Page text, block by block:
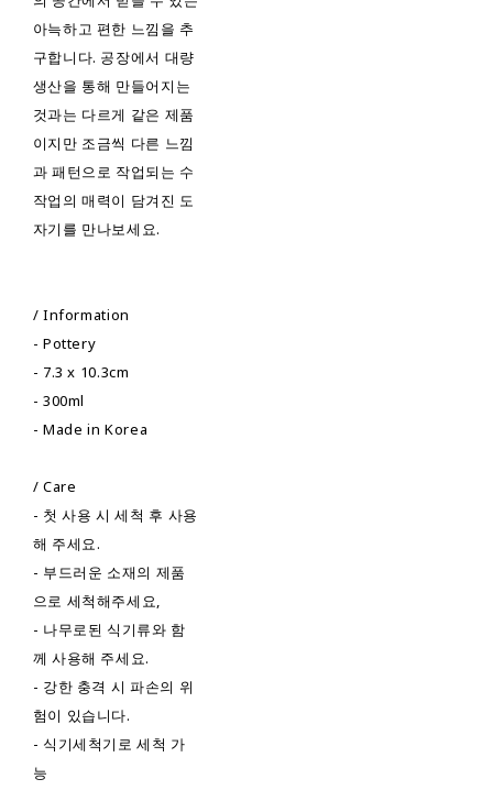
아늑하고 편한 느낌을 추
구합니다. 공장에서 대량
생산을 통해 만들어지는
것과는 다르게 같은 제품
이지만 조금씩 다른 느낌
과 패턴으로 작업되는 수
작업의 매력이 담겨진 도
자기를 만나보세요.
/ Information
- Pottery
- 7.3 x 10.3cm
- 300ml
- Made in Korea
/ Care
- 첫 사용 시 세척 후 사용
해 주세요.
- 부드러운 소재의 제품
으로 세척해주세요,
- 나무로된 식기류와 함
께 사용해 주세요.
- 강한 충격 시 파손의 위
험이 있습니다.
- 식기세척기로 세척 가
능